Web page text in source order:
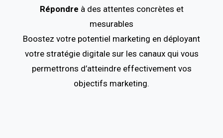
Répondre à des attentes concrètes et
mesurables
Boostez votre potentiel marketing en déployant
votre stratégie digitale sur les canaux qui vous
permettrons d’atteindre effectivement vos
objectifs marketing.